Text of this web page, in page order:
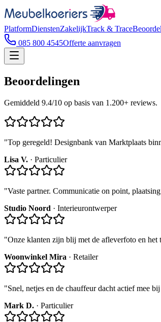
PlatformDienstenZakelijkTrack & Trace
085 800 4545Offerte aanvragen
Beoordelingen
Gemiddeld 9.4/10 op basis van 1.200+ reviews.
"Top geregeld! Designbank van Marktplaats
Lisa V. · Particulier
"Vaste partner. Communicatie on point,
Studio Noord · Interieurontwerper
"Onze klanten zijn blij met de afleverfoto en het
Woonwinkel Mira · Retailer
"Snel, netjes en de chauffeur dacht actief mee
Mark D. · Particulier